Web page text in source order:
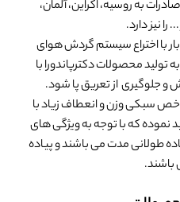
به روسیه، اکراین، آلمان،
نیز دارد.
با اختراع سیستم گردش هوای
محصولات دکترپاندورا با
جلوگیری از تعریق پا شود.
سبکی وزن و انعطاف زیاد با
نموده که با توجه به ویژگی های
طولانی مدت می باشند و پیاده